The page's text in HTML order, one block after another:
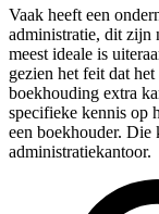
Vaak heeft een
administratie, dit zijn
meest ideale is
gezien het feit dat
boekhouding extra
specifieke kennis op
een boekhouder. Die
administratiekantoor.